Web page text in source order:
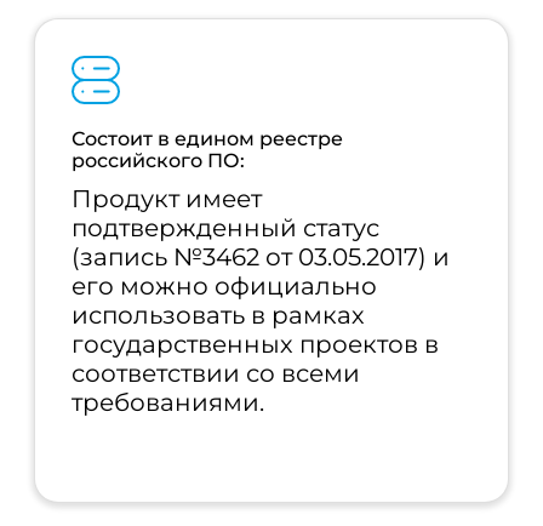
Состоит в едином реестре
российского ПО:
Продукт имеет
подтвержденный статус
(запись №3462 от 03.05.2017) и
его можно официально
использовать в рамках
государственных проектов в
соответствии со всеми
требованиями.